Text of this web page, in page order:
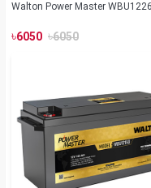
Walton Power Master WBU1226
৳6050 ৳6050